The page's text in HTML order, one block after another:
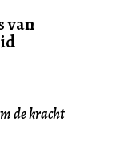
van
de kracht